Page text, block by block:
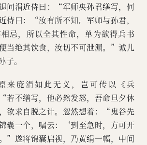
问涓近侍曰：“军师央孙君缮写，何
侍曰：“汝有所不知。军师与孙君，
忌，所以全其性命，单为欲得兵书
当绝其饮食，汝切不可泄漏。”诚儿
子。
来庞涓如此无义，岂可传以《兵
不缮写，他必然发怒，吾命旦夕休
欲求自脱之计。忽然想着：“鬼谷先
囊一个，嘱云：‘到至急时，方可开
”遂将锦囊启视，乃黄绢一幅，中间